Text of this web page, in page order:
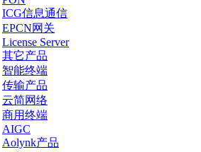
ICG信息通信
EPCN网关
License Server
其它产品
智能终端
传输产品
云简网络
商用终端
AIGC
Aolynk产品